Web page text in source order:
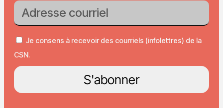
Je consens à recevoir des courriels (infolettres) de la
CSN.
S'abonner